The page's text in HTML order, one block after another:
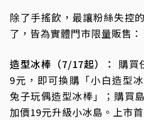
除了手搖飲，最讓粉絲失控
了，皆為實體門市限量販售：
造型冰棒（7/17起）： 購買
9元，即可換購「小白造型
兔子玩偶造型冰棒」；購買
加價19元升級小冰島。上市